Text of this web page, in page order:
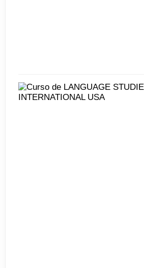
Podrás encontrar desde bares
ofrecen bebidas a buen precio,
exclusivos, locales de música